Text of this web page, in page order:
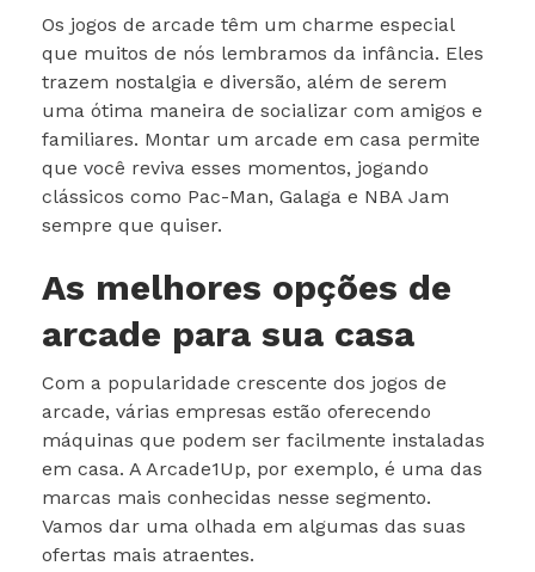
Os jogos de arcade têm um charme especial
que muitos de nós lembramos da infância. Eles
trazem nostalgia e diversão, além de serem
uma ótima maneira de socializar com amigos e
familiares. Montar um arcade em casa permite
que você reviva esses momentos, jogando
clássicos como Pac-Man, Galaga e NBA Jam
sempre que quiser.
As melhores opções de
arcade para sua casa
Com a popularidade crescente dos jogos de
arcade, várias empresas estão oferecendo
máquinas que podem ser facilmente instaladas
em casa. A Arcade1Up, por exemplo, é uma das
marcas mais conhecidas nesse segmento.
Vamos dar uma olhada em algumas das suas
ofertas mais atraentes.